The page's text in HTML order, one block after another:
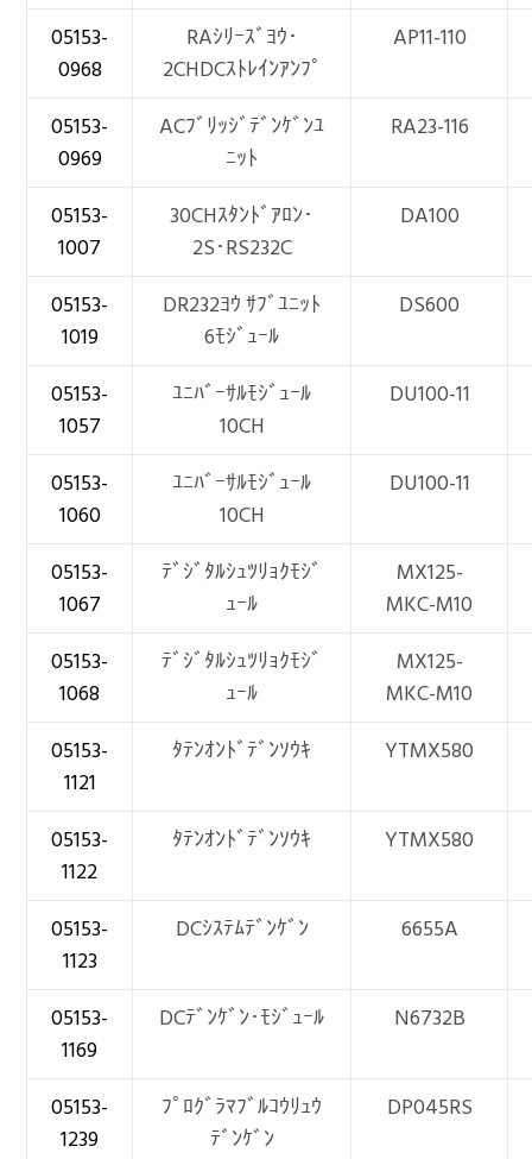
05153-
0968
RAｼﾘｰｽﾞﾖｳ･
2CHDCｽﾄﾚｲﾝｱﾝﾌﾟ
AP11-110
05153-
0969
ACﾌﾞﾘｯｼﾞﾃﾞﾝｹﾞﾝﾕ
ﾆｯﾄ
RA23-116
05153-
1007
30CHｽﾀﾝﾄﾞｱﾛﾝ･
2S･RS232C
DA100
05153-
1019
DR232ﾖｳ ｻﾌﾞﾕﾆｯﾄ
6ﾓｼﾞｭｰﾙ
DS600
05153-
1057
ﾕﾆﾊﾞｰｻﾙﾓｼﾞｭｰﾙ
10CH
DU100-11
05153-
1060
ﾕﾆﾊﾞｰｻﾙﾓｼﾞｭｰﾙ
10CH
DU100-11
05153-
1067
ﾃﾞｼﾞﾀﾙｼｭﾂﾘｮｸﾓｼﾞ
ｭｰﾙ
MX125-
MKC-M10
05153-
1068
ﾃﾞｼﾞﾀﾙｼｭﾂﾘｮｸﾓｼﾞ
ｭｰﾙ
MX125-
MKC-M10
05153-
1121
ﾀﾃﾝｵﾝﾄﾞﾃﾞﾝｿｳｷ YTMX580
05153-
1122
ﾀﾃﾝｵﾝﾄﾞﾃﾞﾝｿｳｷ YTMX580
05153-
1123
DCｼｽﾃﾑﾃﾞﾝｹﾞﾝ 6655A
05153-
1169
DCﾃﾞﾝｹﾞﾝ･ﾓｼﾞｭｰﾙ N6732B
05153-
1239
ﾌﾟﾛｸﾞﾗﾏﾌﾞﾙｺｳﾘｭｳ
ﾃﾞﾝｹﾞﾝ
DP045RS